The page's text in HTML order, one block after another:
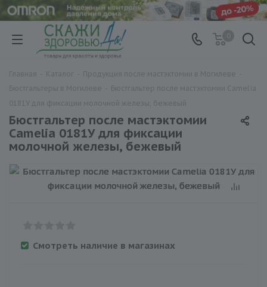
Бюстгальтер после мастэктомии
Camelia 0181У для фиксации
молочной железы, бежевый
Смотреть наличие в магазинах